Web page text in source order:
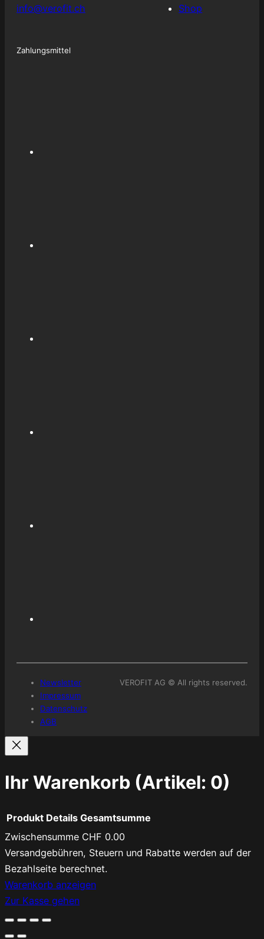
info@verofit.ch Shop
Zahlungsmittel
Newsletter
Impressum
Datenschutz
AGB
VEROFIT AG © All rights reserved.
Ihr Warenkorb (Artikel: 0)
Produkte
im
Warenkorb
Produkt Details Gesamtsumme
Zwischensumme CHF 0.00
Versandgebühren, Steuern und Rabatte werden auf der
Bezahlseite berechnet.
Warenkorb anzeigen
Zur Kasse gehen